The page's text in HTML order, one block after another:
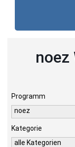
noez
Programm
noez
Kategorie
alle Kategorien